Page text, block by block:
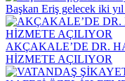
Başkan Eriş gelecek iki
AKÇAKALE’DE DR.
HİZMETE AÇILIYOR